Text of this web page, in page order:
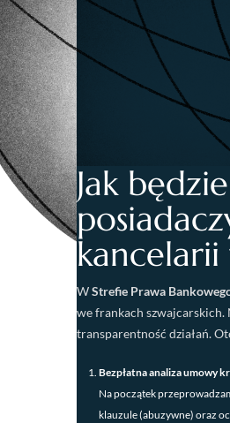
Jak
WStrefie Prawa
we frankach szwajcarskich.
transparentność działań.
Bezpłatna analiza umowy
Na początek
klauzule (abuzywne) oraz